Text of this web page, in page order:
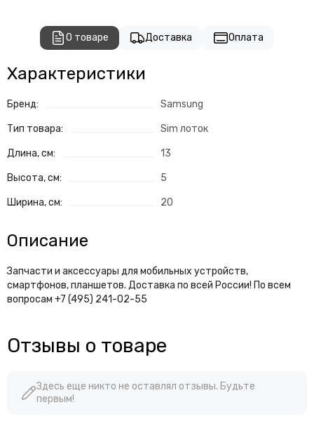
О товаре Доставка Оплата
Характеристики
Бренд: Samsung
Тип товара: Sim лоток
Длина, см: 13
Высота, см: 5
Ширина, см: 20
Описание
Запчасти и аксессуары для мобильных устройств,
смартфонов, планшетов. Доставка по всей России! По всем
вопросам +7 (495) 241-02-55
Отзывы о товаре
Здесь еще никто не оставлял отзывы. Будьте
первым!